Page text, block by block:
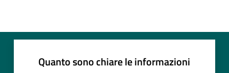
Quanto sono chiare le informazioni